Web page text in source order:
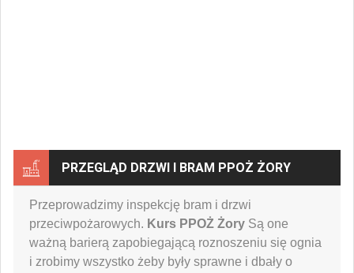
PRZEGLĄD DRZWI I BRAM PPOŻ ŻORY
Przeprowadzimy inspekcję bram i drzwi
przeciwpożarowych. Kurs PPOŻ Żory Są one
ważną barierą zapobiegającą roznoszeniu się ognia
i zrobimy wszystko żeby były sprawne i dbały o